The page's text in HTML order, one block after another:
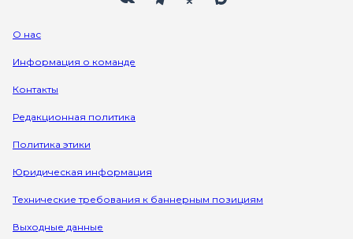
О нас
Информация о команде
Контакты
Редакционная политика
Политика этики
Юридическая информация
Технические требования к баннерным позициям
Выходные данные